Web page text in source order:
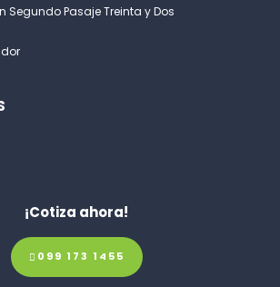
Segundo Pasaje Treinta y Dos
¡Cotiza ahora!
099 173 1455